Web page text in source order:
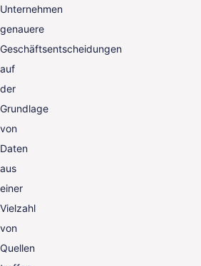
Unternehmen
genauere
Geschäftsentscheidungen
auf
der
Grundlage
von
Daten
aus
einer
Vielzahl
von
Quellen